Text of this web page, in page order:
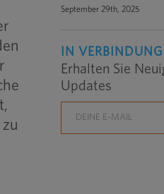
September 29th, 2025
IN VERBINDUNG
Erhalten Sie
Updates